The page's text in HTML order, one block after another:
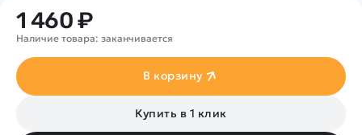
1 460 ₽
Наличие товара: заканчивается
В корзину
Купить в 1 клик
Самолеты
Сборные модели
Детские электромобили
Железные дороги
Аренда Квадрокоптеров
Покупка в кредит
Помощь
Отследить заказ
Оплата на сайте